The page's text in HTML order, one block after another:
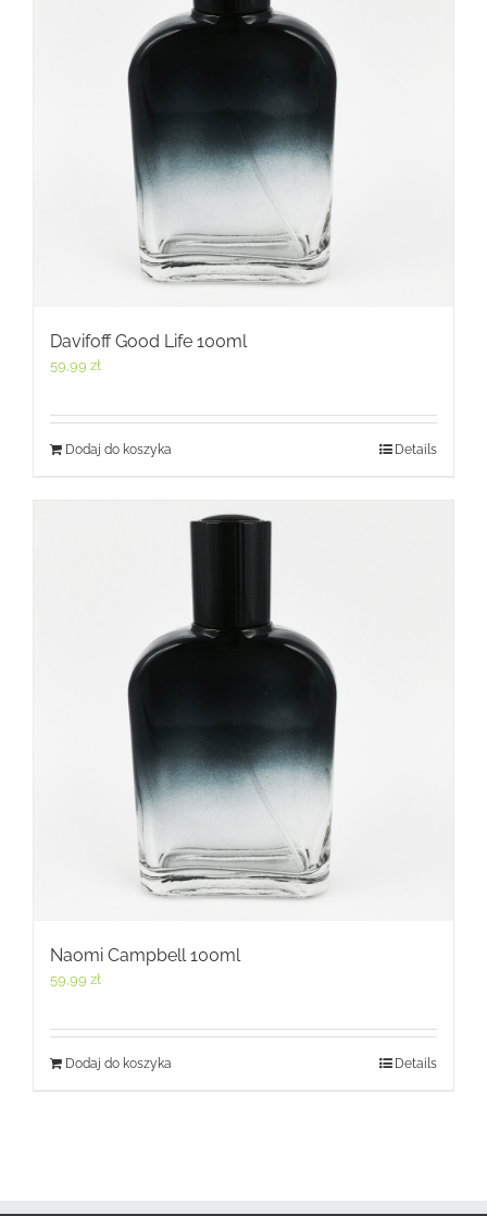
Davifoff Good Life 100ml
59,99 zł
Dodaj do koszyka Details
Naomi Campbell 100ml
59,99 zł
Dodaj do koszyka Details